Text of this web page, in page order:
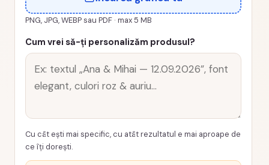
PNG, JPG, WEBP sau PDF · max 5 MB
Cum vrei să-ți personalizăm produsul?
Cu cât ești mai specific, cu atât rezultatul e mai aproape de
ce îți dorești.